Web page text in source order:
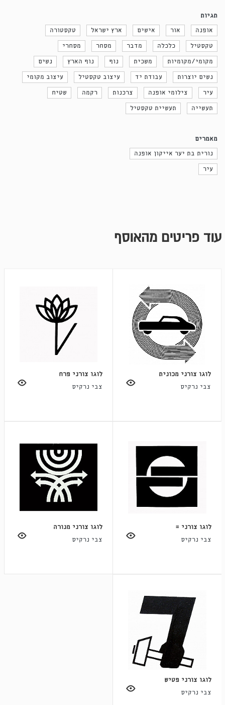
תגיות
אופנה אור אישים ארץ ישראל טקסטורה
טקסטיל כלכלה מדבר מסחר מסחרי
מקומי/מקומיות משכית נוף נוף הארץ נשים
נשים יוצרות עבודת יד עיצוב טקסטיל עיצוב מקומי
עיר צילומי אופנה צרכנות רקמה שטיח
תעשייה תעשיית טקסטיל
מאמרים
נורית בת יער אייקון אופנה
עיר
עוד פריטים מהאוסף
לוגו צורני מכונית
צבי נרקיס
לוגו צורני פרח
צבי נרקיס
לוגו צורני =
צבי נרקיס
לוגו צורני מנורה
צבי נרקיס
לוגו צורני פטיש
צבי נרקיס